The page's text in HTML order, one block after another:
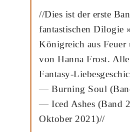
//Dies ist der erste
fantastischen Dilogie
Königreich aus Feuer
von Hanna Frost.
Fantasy-
— Burning Soul
— Iced Ashes (Band
Oktober 2021)//